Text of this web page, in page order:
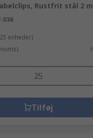
Rustfrit stål 2
036
enheder)
Tilføj